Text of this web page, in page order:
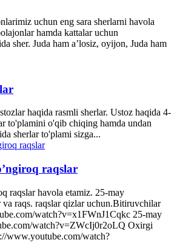
uchun eng sara sherlarni havola
hamda kattalar uchun
sher. Juda ham a’losiz, oyijon, Juda ham
haqida rasmli sherlar. Ustoz haqida 4-
to'plamini o'qib chiqing hamda undan
sherlar to'plami sizga...
raqslar
raqslar havola etamiz. 25-may
raqs. raqslar qizlar uchun.Bitiruvchilar
watch?v=x1FWnJ1Cqkc 25-may
watch?v=ZWcIj0r2oLQ Oxirgi
www.youtube.com/watch?